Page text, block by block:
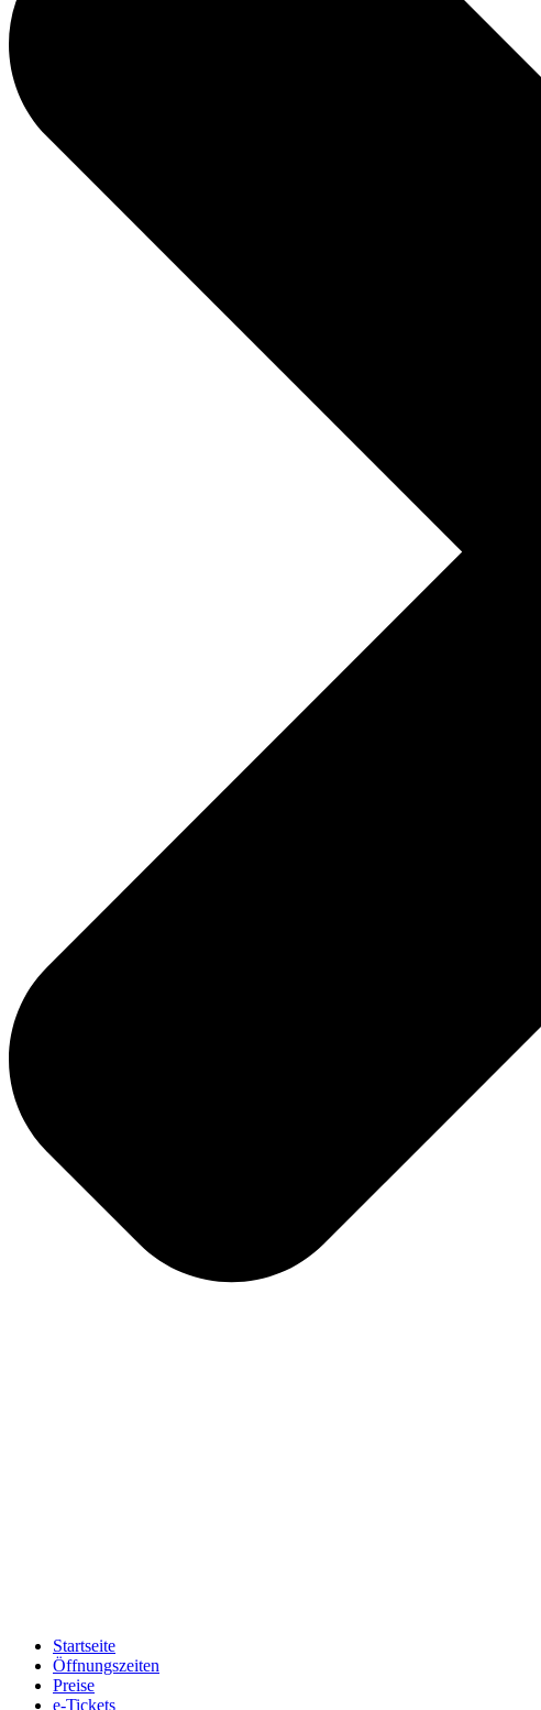
Startseite
Öffnungszeiten
Preise
e-Tickets